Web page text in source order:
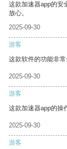
这款加速器app的安
放心。
2025-09-30
游客
这款软件的功能非常
2025-09-30
游客
这款加速器app的操
2025-09-30
游客